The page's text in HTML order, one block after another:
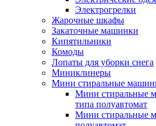
Электрогрелки
Жарочные шкафы
Закаточные машинки
Кипятильники
Комоды
Лопаты для уборки снега
Миниклинеры
Мини стиральные
Мини стиральные
типа полуавтомат
Мини стиральные